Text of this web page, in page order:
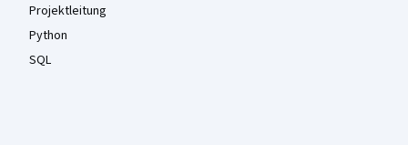
Projektleitung
Python
SQL